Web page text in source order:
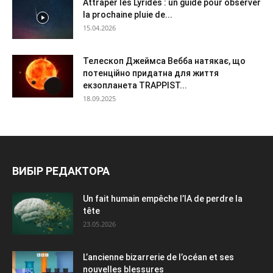
Attraper les Lyrides : un guide pour observer
la prochaine pluie de...
15.04.2026
Телескоп Джеймса Вебба натякає, що
потенційно придатна для життя
екзопланета TRAPPIST...
18.09.2025
ВИБІР РЕДАКТОРА
Un fait humain empêche l’IA de perdre la
tête
23.05.2026
L’ancienne bizarrerie de l’océan et ses
nouvelles blessures